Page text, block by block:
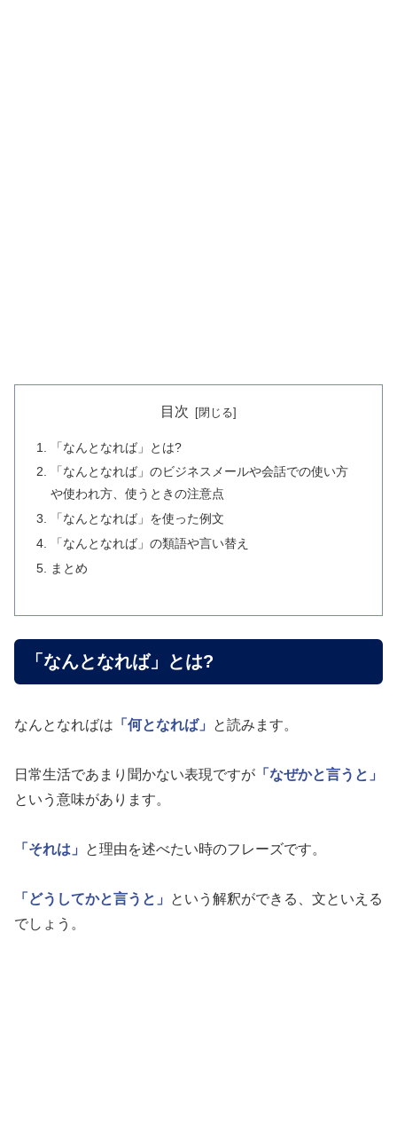
目次
「なんとなれば」とは?
「なんとなれば」のビジネスメールや会話での使い方
や使われ方、使うときの注意点
「なんとなれば」を使った例文
「なんとなれば」の類語や言い替え
まとめ
「なんとなれば」とは?
なんとなればは 「何となれば」 と読みます。
日常生活であまり聞かない表現ですが 「なぜかと言うと」
という意味があります。
「それは」 と理由を述べたい時のフレーズです。
「どうしてかと言うと」
という解釈ができる、文といえる
でしょう。